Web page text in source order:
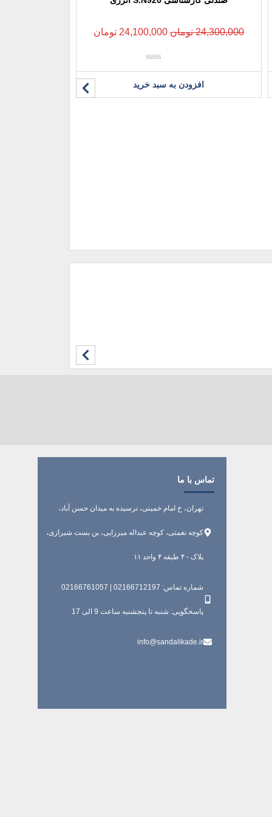
24,300,000 تومان 24,100,000 تومان
افزودن به سبد خرید
از
تماس با ما
تهران، خ امام خمینی، نرسیده به میدان حسن آباد،
کوچه نعمتی، کوچه عبداله میرزایی، بن بست شیرازی،
پلاک - ۴ طبقه ۴ واحد ۱۱
شماره تماس: 02166712197 | 02166761057
پاسخگویی: شنبه تا پنجشنبه ساعت 9 الی 17
info@sandalikade.ir